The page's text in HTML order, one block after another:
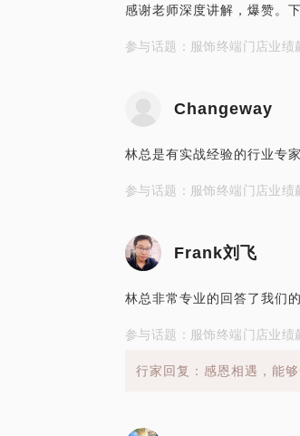
感谢老师深度讲解，爆赞。
参与话题：服饰终端门店业绩
Changeway
林总是有实战经验的行业专
参与话题：服饰终端门店业绩
Frank刘飞
林总非常专业的回答了我们
参与话题：服饰终端门店业绩
行家回复：感恩相遇，能